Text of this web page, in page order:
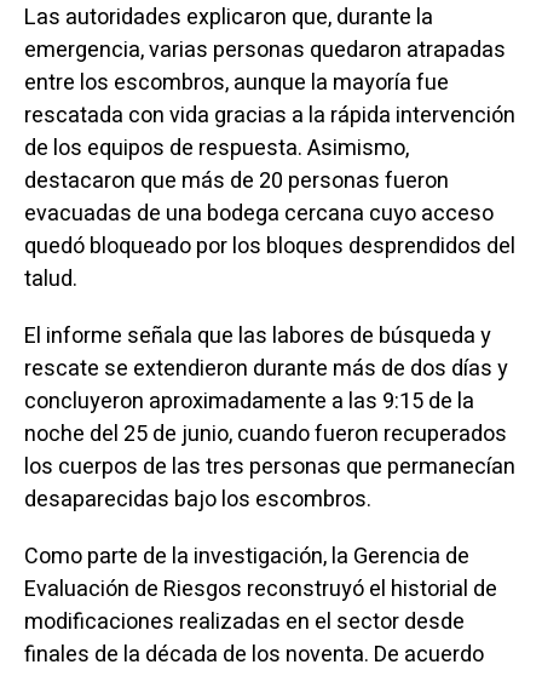
Las autoridades explicaron que, durante la
emergencia, varias personas quedaron atrapadas
entre los escombros, aunque la mayoría fue
rescatada con vida gracias a la rápida intervención
de los equipos de respuesta. Asimismo,
destacaron que más de 20 personas fueron
evacuadas de una bodega cercana cuyo acceso
quedó bloqueado por los bloques desprendidos del
talud.
El informe señala que las labores de búsqueda y
rescate se extendieron durante más de dos días y
concluyeron aproximadamente a las 9:15 de la
noche del 25 de junio, cuando fueron recuperados
los cuerpos de las tres personas que permanecían
desaparecidas bajo los escombros.
Como parte de la investigación, la Gerencia de
Evaluación de Riesgos reconstruyó el historial de
modificaciones realizadas en el sector desde
finales de la década de los noventa. De acuerdo